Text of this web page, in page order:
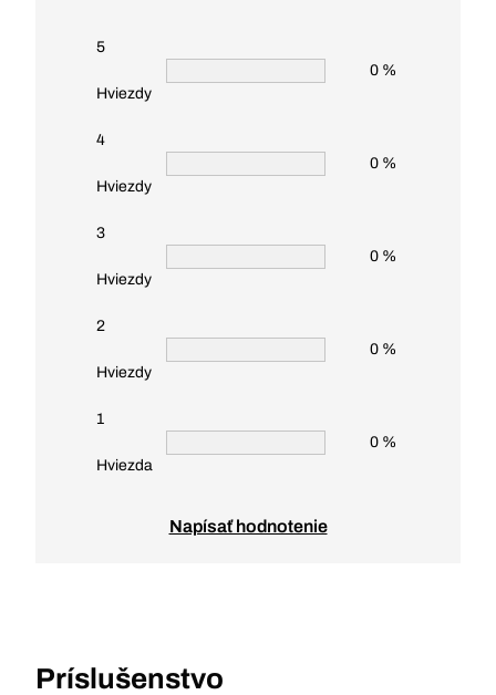
5
Hviezdy
0 %
4
Hviezdy
0 %
3
Hviezdy
0 %
2
Hviezdy
0 %
1
Hviezda
0 %
Napísať hodnotenie
Príslušenstvo